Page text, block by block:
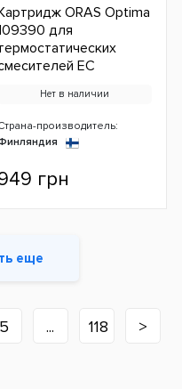
ORAS Optima
для
ЕС
Нет в наличии
производитель:
грн
еще
5 ... 118 >